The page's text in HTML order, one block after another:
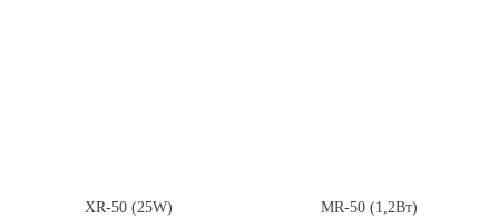
XR-50 (25W) MR-50 (1,2Вт)